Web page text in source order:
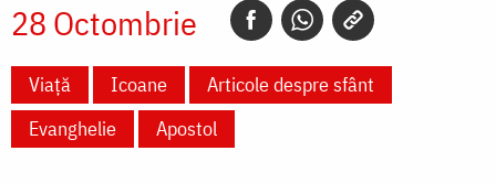
28 Octombrie
Viață Icoane
Articole despre sfânt
Evanghelie
Apostol